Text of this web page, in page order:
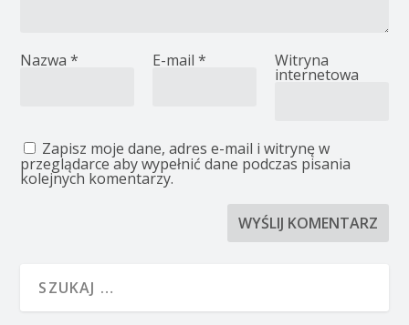
Nazwa* E-mail * Witryna
internetowa
Zapisz moje dane, adres e-mail i witrynę w
przeglądarce aby wypełnić dane podczas pisania
kolejnych komentarzy.